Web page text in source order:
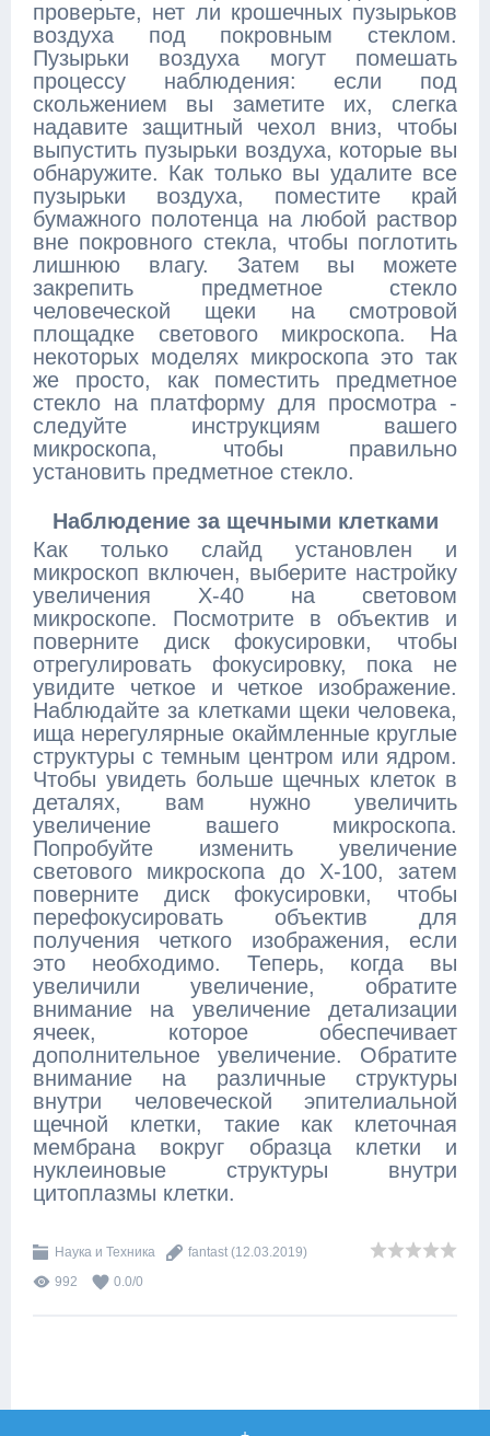
проверьте, нет ли крошечных пузырьков
воздуха под покровным стеклом.
Пузырьки воздуха могут помешать
процессу наблюдения: если под
скольжением вы заметите их, слегка
надавите защитный чехол вниз, чтобы
выпустить пузырьки воздуха, которые вы
обнаружите. Как только вы удалите все
пузырьки воздуха, поместите край
бумажного полотенца на любой раствор
вне покровного стекла, чтобы поглотить
лишнюю влагу. Затем вы можете
закрепить предметное стекло
человеческой щеки на смотровой
площадке светового микроскопа. На
некоторых моделях микроскопа это так
же просто, как поместить предметное
стекло на платформу для просмотра -
следуйте инструкциям вашего
микроскопа, чтобы правильно
установить предметное стекло.
Наблюдение за щечными клетками
Как только слайд установлен и
микроскоп включен, выберите настройку
увеличения X-40 на световом
микроскопе. Посмотрите в объектив и
поверните диск фокусировки, чтобы
отрегулировать фокусировку, пока не
увидите четкое и четкое изображение.
Наблюдайте за клетками щеки человека,
ища нерегулярные окаймленные круглые
структуры с темным центром или ядром.
Чтобы увидеть больше щечных клеток в
деталях, вам нужно увеличить
увеличение вашего микроскопа.
Попробуйте изменить увеличение
светового микроскопа до X-100, затем
поверните диск фокусировки, чтобы
перефокусировать объектив для
получения четкого изображения, если
это необходимо. Теперь, когда вы
увеличили увеличение, обратите
внимание на увеличение детализации
ячеек, которое обеспечивает
дополнительное увеличение. Обратите
внимание на различные структуры
внутри человеческой эпителиальной
щечной клетки, такие как клеточная
мембрана вокруг образца клетки и
нуклеиновые структуры внутри
цитоплазмы клетки.
Наука и Техника fantast (12.03.2019)
992
0.0/0